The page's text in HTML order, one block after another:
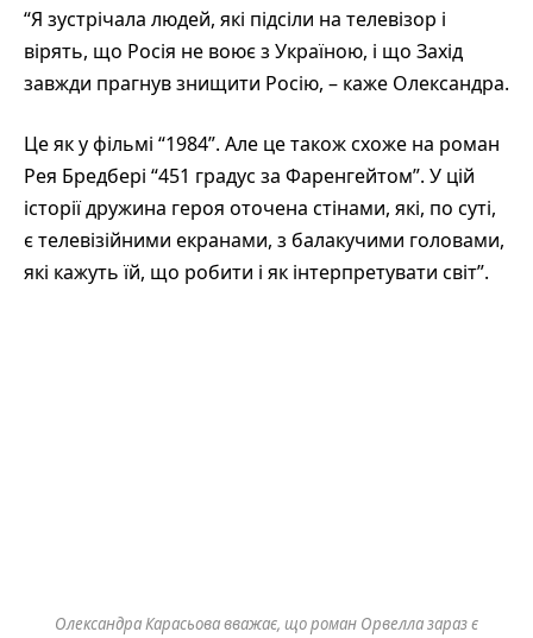
“Я зустрічала людей, які підсіли на телевізор і
вірять, що Росія не воює з Україною, і що Захід
завжди прагнув знищити Росію, – каже Олександра.
Це як у фільмі “1984”. Але це також схоже на роман
Рея Бредбері “451 градус за Фаренгейтом”. У цій
історії дружина героя оточена стінами, які, по суті,
є телевізійними екранами, з балакучими головами,
які кажуть їй, що робити і як інтерпретувати світ”.
Олександра Карасьова вважає, що роман Орвелла зараз є